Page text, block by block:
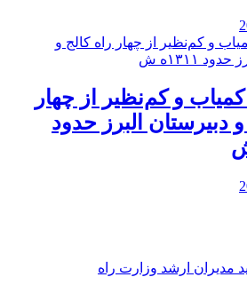
و کم‌نظیر از چهار
دبيرستان البرز حدود